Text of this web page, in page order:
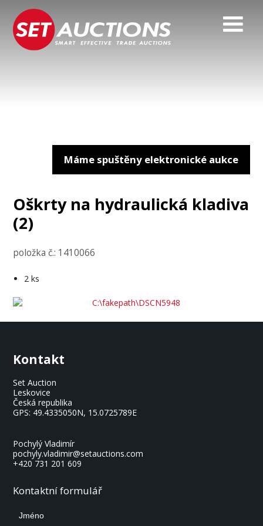
Máme spuštěny elektronické aukce
Oškrty na hydraulická kladiva
(2)
položka č.: 1410066
2 ks
Kontakt
Set Auction
Leskovice
Česká republika
GPS: 49.4335050N, 15.0725789E
Pochylý Vladimír
pochyly.vladimir@setauctions.com
+420 731 201 609
Kontaktní formulář